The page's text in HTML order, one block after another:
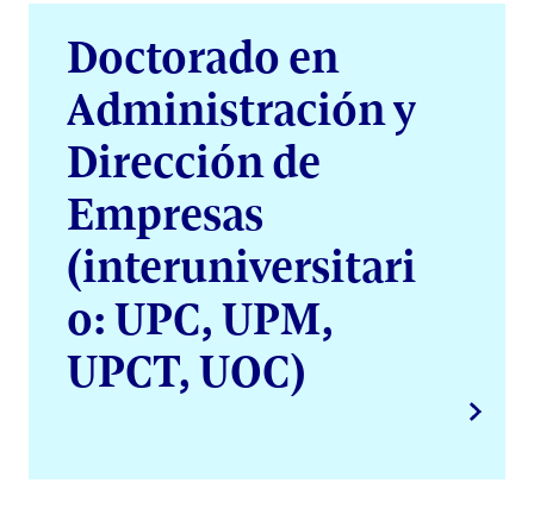
Doctorado en
Administración y
Dirección de
Empresas
(interuniversitari
o: UPC, UPM,
UPCT, UOC)